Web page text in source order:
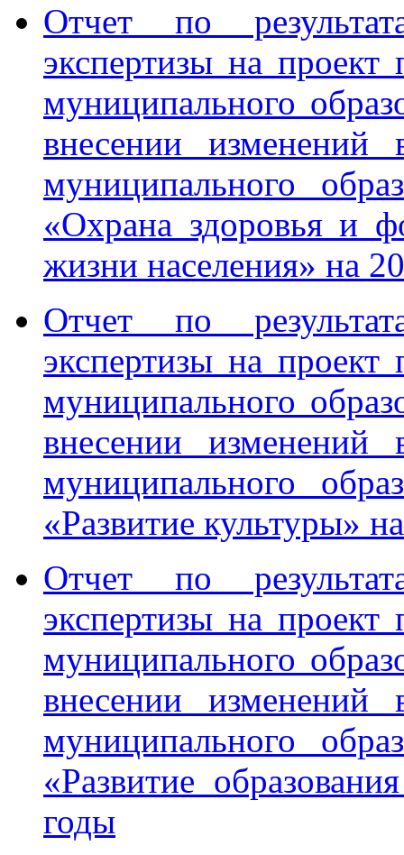
Отчет по
экспертизы на проект
муниципального
внесении
муниципального
«Охрана здоровья и
жизни населения» на
Отчет по
экспертизы на проект
муниципального
внесении
муниципального
«Развитие культуры»
Отчет по
экспертизы на проект
муниципального
внесении
муниципального
«Развитие
годы